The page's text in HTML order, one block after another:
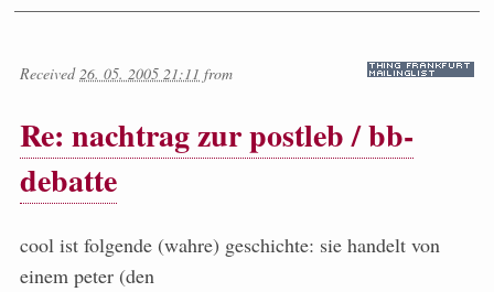
Received26. 05. 2005 21:11 from
Re: nachtrag zur postleb / bb-
debatte
cool ist folgende (wahre) geschichte: sie handelt von
einem peter (den